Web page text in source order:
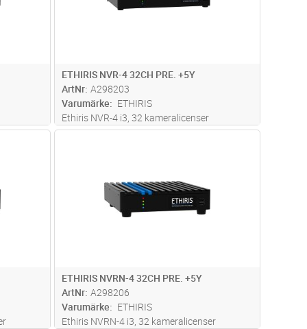
fria
ETHIRIS NVR-4 32CH PRE. +5Y
ArtNr A298203
Varumärke
ETHIRIS
Ethiris NVR-4 i3, 32 kameralicenser
funktionsnivå Premium inklusive 5års fria
ETHIRIS NVRN-4 32CH PRE. +5Y
ArtNr A298206
Varumärke
ETHIRIS
Ethiris NVRN-4 i3, 32 kameralicenser